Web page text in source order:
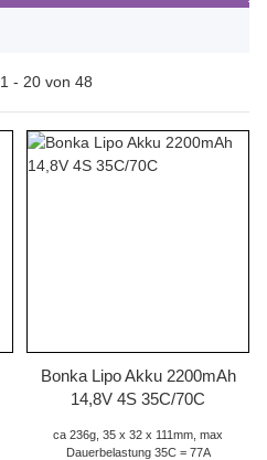
1 - 20von 48
Bonka Lipo Akku 2200mAh
14,8V 4S 35C/70C
ca 236g, 35 x 32 x 111mm, max
Dauerbelastung 35C = 77A